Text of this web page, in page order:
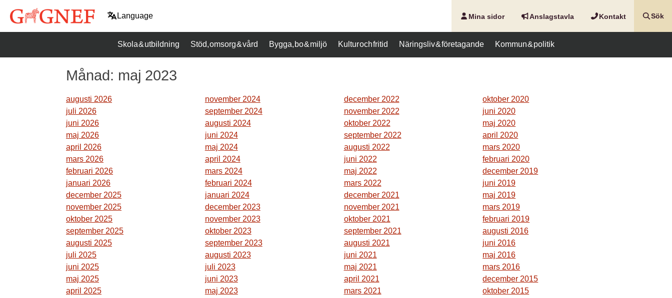
Language Mina sidor Anslags­tavla Kontakt Sök
Skola & utbildning Stöd, omsorg & vård Bygga, bo & miljö Kultur och fritid Näringsliv & företagande Kommun & politik
Månad: maj 2023
augusti 2026
juli 2026
juni 2026
maj 2026
april 2026
mars 2026
februari 2026
januari 2026
december 2025
november 2025
oktober 2025
september 2025
augusti 2025
juli 2025
juni 2025
maj 2025
april 2025
november 2024
september 2024
augusti 2024
juni 2024
maj 2024
april 2024
mars 2024
februari 2024
januari 2024
december 2023
november 2023
oktober 2023
september 2023
augusti 2023
juli 2023
juni 2023
maj 2023
december 2022
november 2022
oktober 2022
september 2022
augusti 2022
juni 2022
maj 2022
mars 2022
december 2021
november 2021
oktober 2021
september 2021
augusti 2021
juni 2021
maj 2021
april 2021
mars 2021
oktober 2020
juni 2020
maj 2020
april 2020
mars 2020
februari 2020
december 2019
juni 2019
maj 2019
mars 2019
februari 2019
augusti 2016
juni 2016
maj 2016
mars 2016
december 2015
oktober 2015